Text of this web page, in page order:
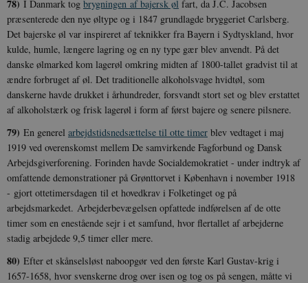
78) I Danmark tog brygningen af bajersk øl fart, da J.C. Jacobsen
præsenterede den nye øltype og i 1847 grundlagde bryggeriet Carlsberg.
Det bajerske øl var inspireret af teknikker fra Bayern i Sydtyskland, hvor
kulde, humle, længere lagring og en ny type gær blev anvendt. På det
danske ølmarked kom lagerøl omkring midten af 1800-tallet gradvist til at
ændre forbruget af øl. Det traditionelle alkoholsvage hvidtøl, som
danskerne havde drukket i århundreder, forsvandt stort set og blev erstattet
af alkoholstærk og frisk lagerøl i form af først bajere og senere pilsnere.
79) En generel arbejdstidsnedsættelse til otte timer blev vedtaget i maj
1919 ved overenskomst mellem De samvirkende Fagforbund og Dansk
Arbejdsgiverforening. Forinden havde Socialdemokratiet - under indtryk af
omfattende demonstrationer på Grønttorvet i København i november 1918
- gjort ottetimersdagen til et hovedkrav i Folketinget og på
arbejdsmarkedet. Arbejderbevægelsen opfattede indførelsen af de otte
timer som en enestående sejr i et samfund, hvor flertallet af arbejderne
stadig arbejdede 9,5 timer eller mere.
80) Efter et skånselsløst naboopgør ved den første Karl Gustav-krig i
1657-1658, hvor svenskerne drog over isen og tog os på sengen, måtte vi